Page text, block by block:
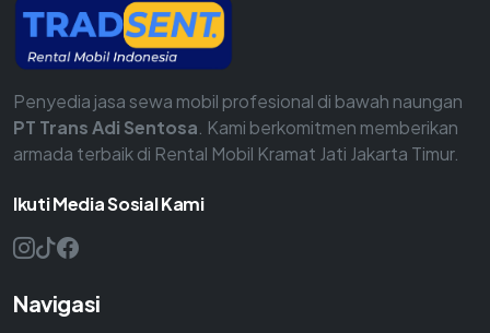
Penyedia jasa sewa mobil profesional di bawah naungan
PT Trans Adi Sentosa . Kami berkomitmen memberikan
armada terbaik di Rental Mobil Kramat Jati Jakarta Timur.
Ikuti Media Sosial Kami
Navigasi